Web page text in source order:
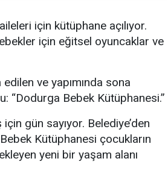
için kütüphane açılıyor.
için eğitsel oyuncaklar ve
ve yapımında sona
“Dodurga Bebek Kütüphanesi.”
gün sayıyor. Belediye’den
Kütüphanesi çocukların
yeni bir yaşam alanı